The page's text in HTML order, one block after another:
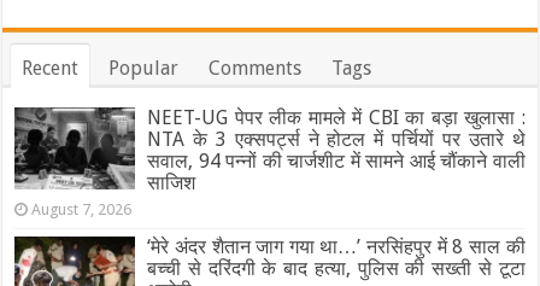
के
क्या
है
कारण…
कई
कर्फ्यू
Recent Popular Comments Tags
NEET-UG पेपर लीक मामले में CBI का बड़ा खुलासा :
NTA के 3 एक्सपर्ट्स ने होटल में पर्चियों पर उतारे थे
सवाल, 94 पन्नों की चार्जशीट में सामने आई चौंकाने वाली
साजिश
August 7, 2026
‘मेरे अंदर शैतान जाग गया था…’ नरसिंहपुर में 8 साल की
बच्ची से दरिंदगी के बाद हत्या, पुलिस की सख्ती से टूटा